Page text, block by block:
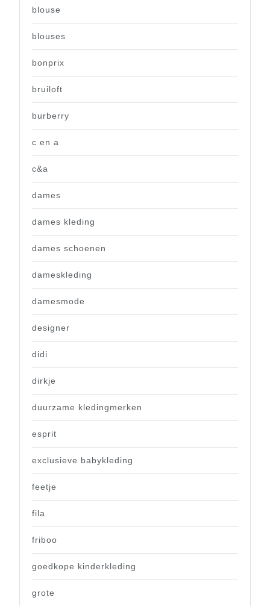
blouse
blouses
bonprix
bruiloft
burberry
c en a
c&a
dames
dames kleding
dames schoenen
dameskleding
damesmode
designer
didi
dirkje
duurzame kledingmerken
esprit
exclusieve babykleding
feetje
fila
friboo
goedkope kinderkleding
grote